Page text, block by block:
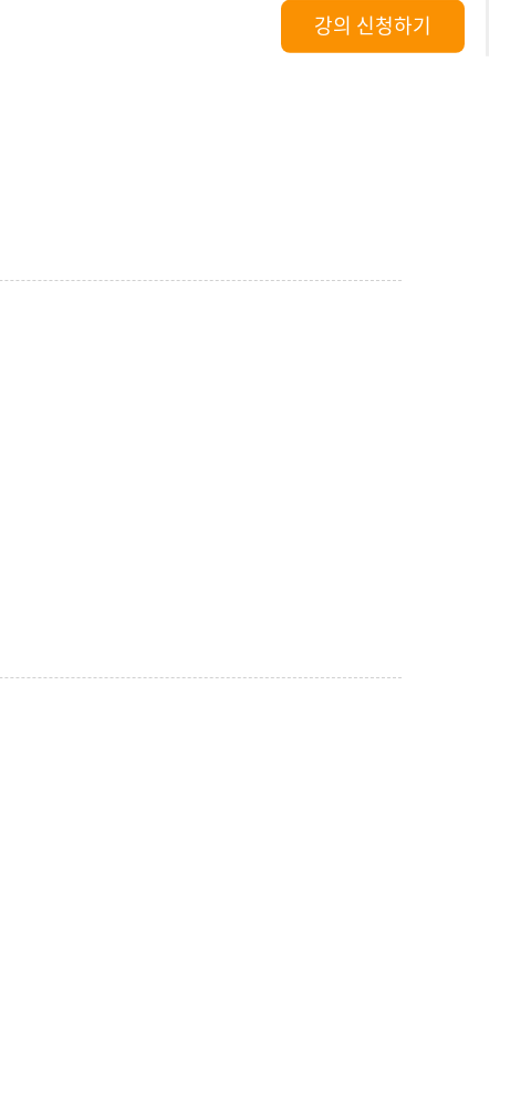
강의 신청하기